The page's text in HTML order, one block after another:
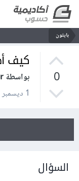
بايثون
0
كيف
بواسطة TheProgrammer
1 ديسمبر 2015
السؤال